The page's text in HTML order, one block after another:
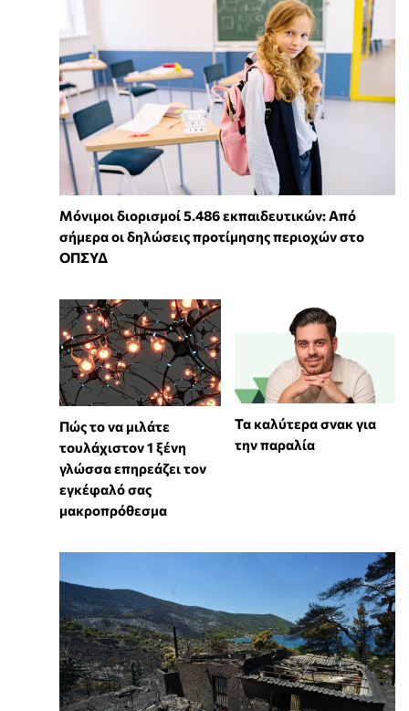
Μόνιμοι διορισμοί 5.486 εκπαιδευτικών: Από
σήμερα οι δηλώσεις προτίμησης περιοχών στο
ΟΠΣΥΔ
⁠Πώς το να μιλάτε
τουλάχιστον 1 ξένη
γλώσσα επηρεάζει τον
εγκέφαλό σας
μακροπρόθεσμα
Τα καλύτερα σνακ για
την παραλία